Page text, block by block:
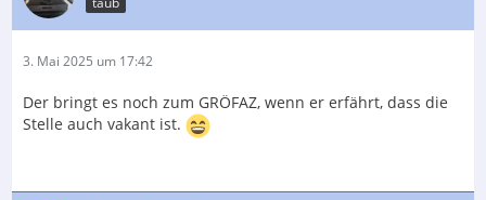
3. Mai 2025 um 17:42
Der bringt es noch zum GRÖFAZ, wenn er erfährt, dass die
Stelle auch vakant ist.